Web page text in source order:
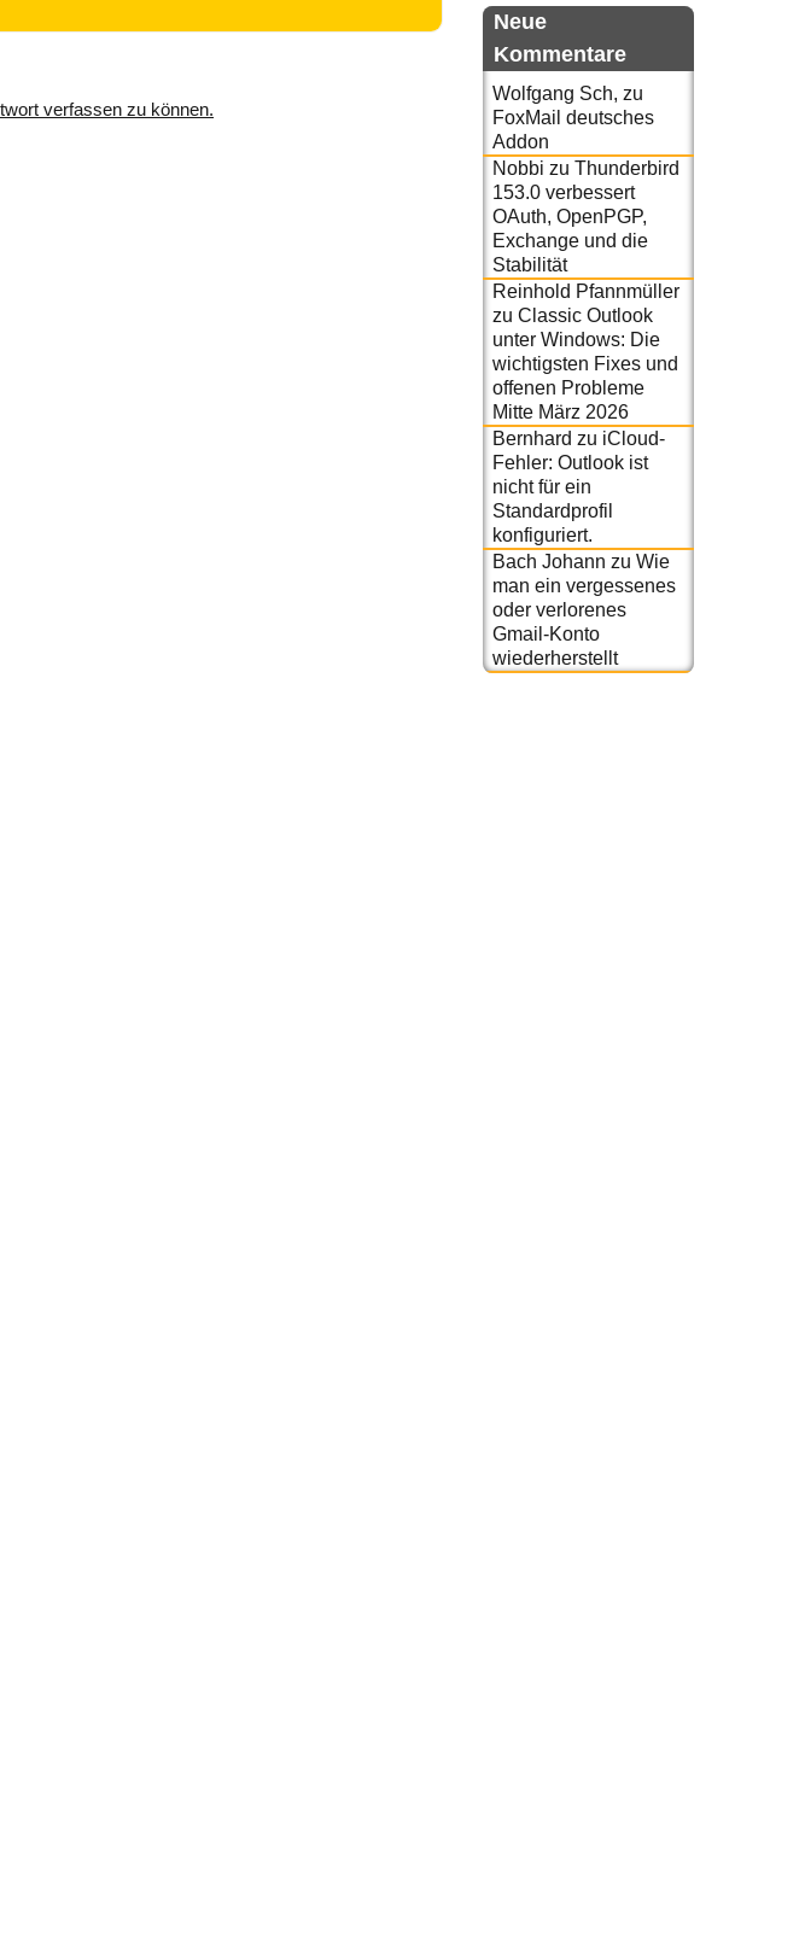
verfassen zu können.
Neue
Kommentare
Wolfgang Sch, zu
FoxMail deutsches
Addon
Nobbi zu Thunderbird
153.0 verbessert
OAuth, OpenPGP,
Exchange und die
Stabilität
Reinhold Pfannmüller
zu Classic Outlook
unter Windows: Die
wichtigsten Fixes und
offenen Probleme
Mitte März 2026
Bernhard zu iCloud-
Fehler: Outlook ist
nicht für ein
Standardprofil
konfiguriert.
Bach Johann zu Wie
man ein vergessenes
oder verlorenes
Gmail-Konto
wiederherstellt